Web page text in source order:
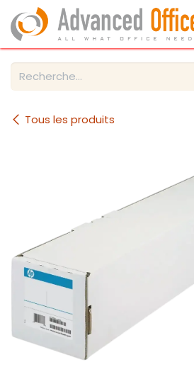
Se rendre au contenu
Tous les produits